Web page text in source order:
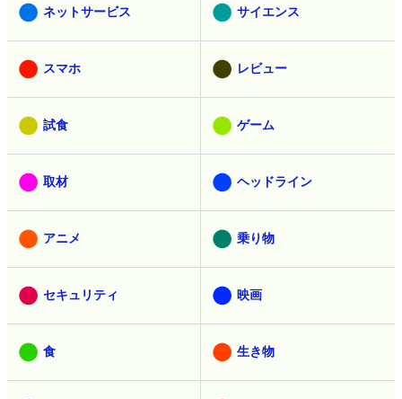
ネットサービス サイエンス
スマホ レビュー
試食 ゲーム
取材 ヘッドライン
アニメ 乗り物
セキュリティ 映画
食 生き物